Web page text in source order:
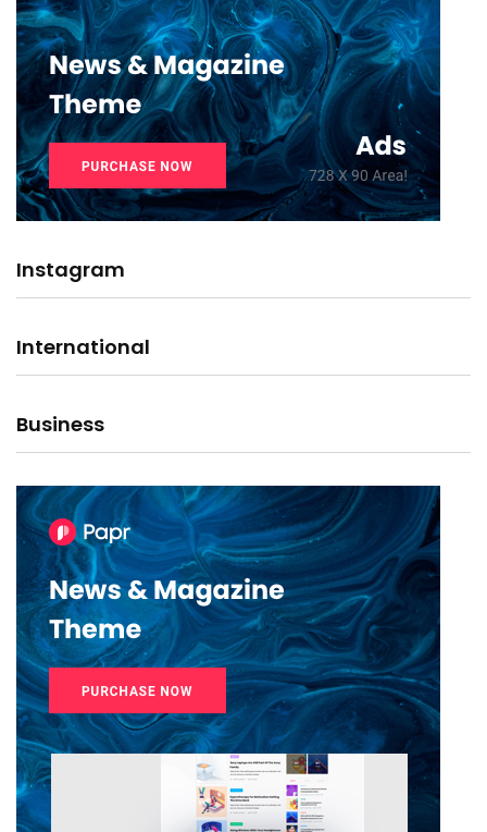
Instagram
International
Business